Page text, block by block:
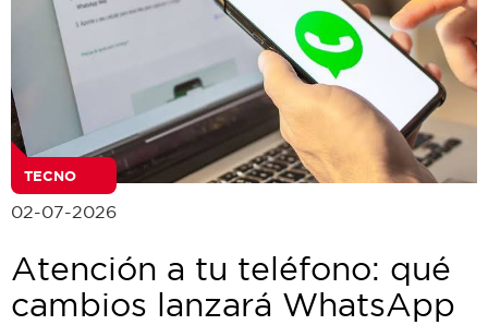
TECNO
02-07-2026
Atención a tu teléfono: qué
cambios lanzará WhatsApp